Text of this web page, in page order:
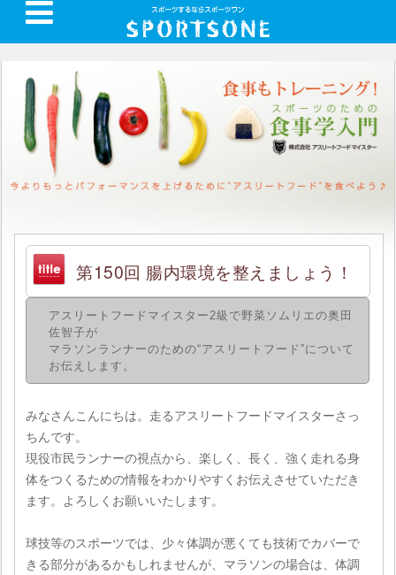
第150回 腸内環境を整えましょう！
アスリートフードマイスター2級で野菜ソムリエの奥田
佐智子が
マラソンランナーのための“アスリートフード”について
お伝えします。
みなさんこんにちは。走るアスリートフードマイスターさっ
ちんです。
現役市民ランナーの視点から、楽しく、長く、強く走れる身
体をつくるための情報をわかりやすくお伝えさせていただき
ます。よろしくお願いいたします。
球技等のスポーツでは、少々体調が悪くても技術でカバーで
きる部分があるかもしれませんが、マラソンの場合は、体調